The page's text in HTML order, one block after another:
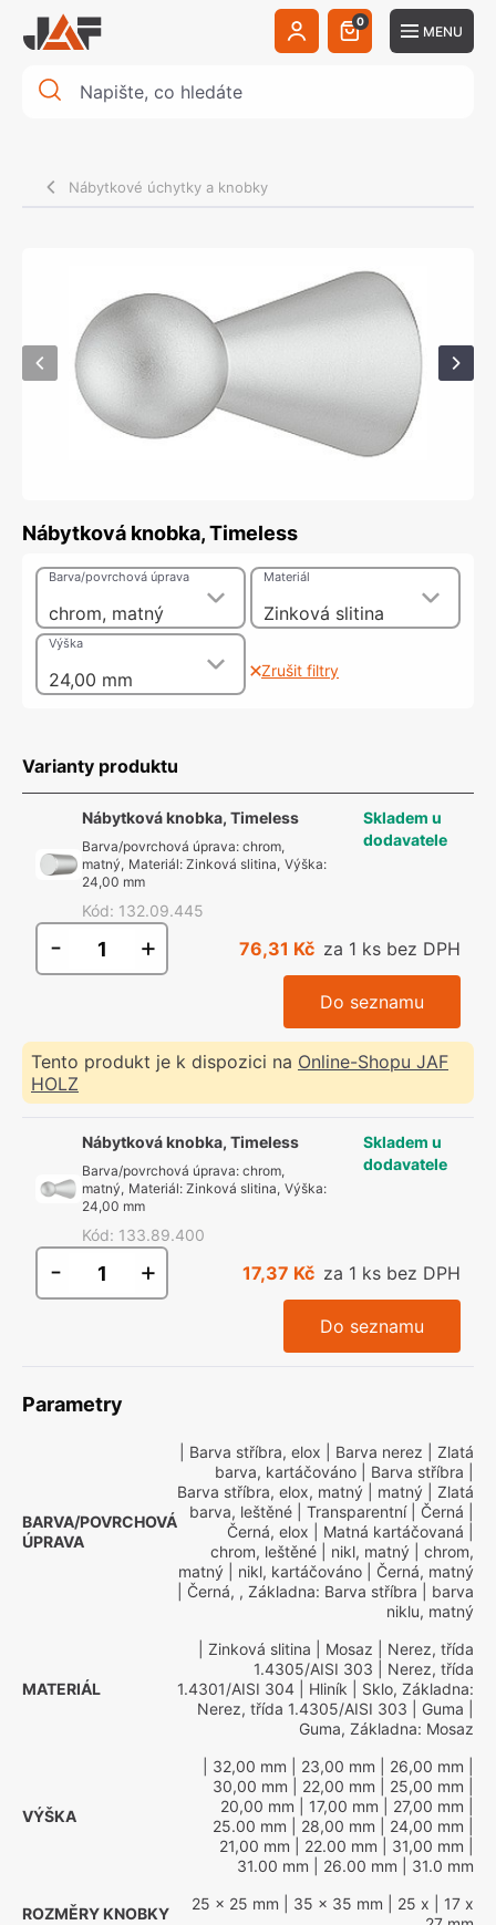
0
MENU
Nábytkové úchytky a knobky
Nábytková knobka, Timeless
chrom, matný
Barva/povrchová úprava
Zinková slitina
Materiál
24,00 mm
Výška
Zrušit filtry
Varianty produktu
Nábytková knobka, Timeless
Barva/povrchová úprava: chrom,
matný, Materiál: Zinková slitina, Výška:
24,00 mm
Kód: 132.09.445
Skladem u
dodavatele
- + 76,31 Kč za 1 ks bez DPH
Do seznamu
Tento produkt je k dispozici na Online-Shopu JAF
HOLZ
Nábytková knobka, Timeless
Barva/povrchová úprava: chrom,
matný, Materiál: Zinková slitina, Výška:
24,00 mm
Kód: 133.89.400
Skladem u
dodavatele
- + 17,37 Kč za 1 ks bez DPH
Do seznamu
Parametry
BARVA/POVRCHOVÁ
ÚPRAVA
| Barva stříbra, elox | Barva nerez | Zlatá
barva, kartáčováno | Barva stříbra
Barva stříbra, elox, matný | matný | Zlatá
barva, leštěné | Transparentní| Černá
Černá, elox | Matná kartáčovaná
chrom, leštěné | nikl, matný | chrom,
matný | nikl, kartáčováno | Černá, matný
| Černá, , Základna: Barva stříbra | barva
niklu, matný
MATERIÁL
| Zinková slitina | Mosaz | Nerez, třída
1.4305/AISI 303 | Nerez, třída
1.4301/AISI 304 | Hliník | Sklo, Základna:
Nerez, třída 1.4305/AISI 303 | Guma
Guma, Základna: Mosaz
VÝŠKA
| 32,00 mm | 23,00 mm | 26,00 mm
30,00 mm | 22,00 mm | 25,00 mm
20,00 mm | 17,00 mm | 27,00 mm
25.00 mm | 28,00 mm | 24,00 mm
21,00 mm | 22.00 mm | 31,00 mm
31.00 mm | 26.00 mm | 31.0 mm
ROZMĚRY KNOBKY
25 x 25 mm | 35 x 35 mm | 25 x | 17 x